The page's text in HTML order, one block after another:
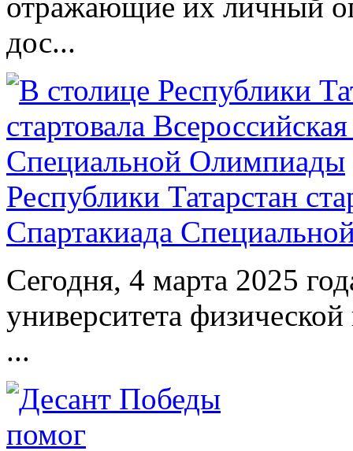
дос...
Республики Татарстан
Спартакиада
Сегодня, 4 марта 2025
университета
...